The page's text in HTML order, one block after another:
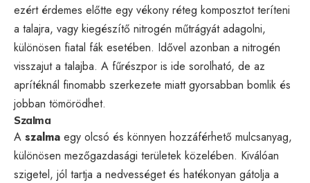
ezért érdemes előtte egy vékony réteg komposztot teríteni
a talajra, vagy kiegészítő nitrogén műtrágyát adagolni,
különösen fiatal fák esetében. Idővel azonban a nitrogén
visszajut a talajba. A fűrészpor is ide sorolható, de az
aprítéknál finomabb szerkezete miatt gyorsabban bomlik és
jobban tömörödhet.
Szalma
A szalma egy olcsó és könnyen hozzáférhető mulcsanyag,
különösen mezőgazdasági területek közelében. Kiválóan
szigetel, jól tartja a nedvességet és hatékonyan gátolja a